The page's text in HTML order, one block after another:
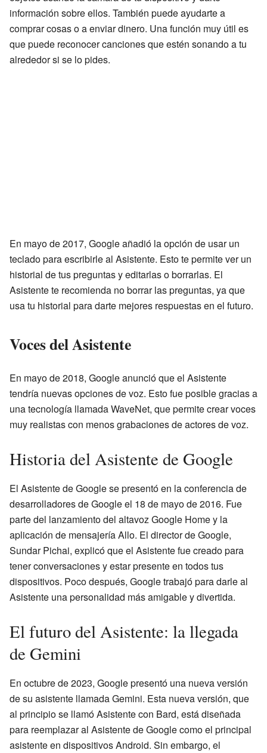
información sobre ellos. También puede ayudarte a
comprar cosas o a enviar dinero. Una función muy útil es
que puede reconocer canciones que estén sonando a tu
alrededor si se lo pides.
En mayo de 2017, Google añadió la opción de usar un
teclado para escribirle al Asistente. Esto te permite ver un
historial de tus preguntas y editarlas o borrarlas. El
Asistente te recomienda no borrar las preguntas, ya que
usa tu historial para darte mejores respuestas en el futuro.
Voces del Asistente
En mayo de 2018, Google anunció que el Asistente
tendría nuevas opciones de voz. Esto fue posible gracias a
una tecnología llamada WaveNet, que permite crear voces
muy realistas con menos grabaciones de actores de voz.
Historia del Asistente de Google
El Asistente de Google se presentó en la conferencia de
desarrolladores de Google el 18 de mayo de 2016. Fue
parte del lanzamiento del altavoz Google Home y la
aplicación de mensajería Allo. El director de Google,
Sundar Pichai, explicó que el Asistente fue creado para
tener conversaciones y estar presente en todos tus
dispositivos. Poco después, Google trabajó para darle al
Asistente una personalidad más amigable y divertida.
El futuro del Asistente: la llegada
de Gemini
En octubre de 2023, Google presentó una nueva versión
de su asistente llamada Gemini. Esta nueva versión, que
al principio se llamó Asistente con Bard, está diseñada
para reemplazar al Asistente de Google como el principal
asistente en dispositivos Android. Sin embargo, el